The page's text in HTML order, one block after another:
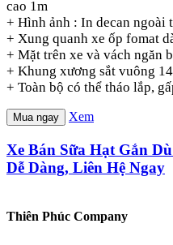
cao 1m
+ Hình ảnh : In decan ngoài
+ Xung quanh xe ốp fomat
+ Mặt trên xe và vách ngăn
+ Khung xương sắt vuông
+ Toàn bộ có thể tháo lắp,
Mua ngay Xem
Xe Bán Sữa Hạt Gắn
Dễ Dàng, Liên Hệ Ngay
Thiên Phúc Company